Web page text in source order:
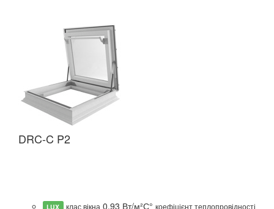
DRC-C P2
LUX клас вікна 0,93 Вт/м²С° коефіцієнт теплопровідності